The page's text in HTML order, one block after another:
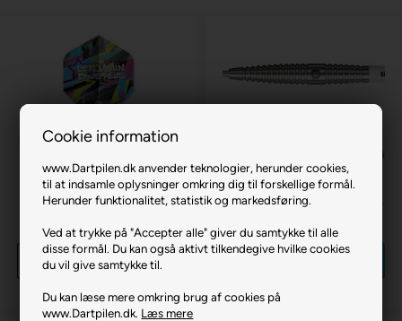
Cookie information
www.Dartpilen.dk anvender teknologier, herunder cookies,
til at indsamle oplysninger omkring dig til forskellige formål.
Herunder funktionalitet, statistik og markedsføring.
Ved at trykke på "Accepter alle" giver du samtykke til alle
disse formål. Du kan også aktivt tilkendegive hvilke cookies
du vil give samtykke til.
Du kan læse mere omkring brug af cookies på
www.Dartpilen.dk. Læs mere
Unicorn Ultrafly .100
12,00 DKK
Køb
Benjamin Drue Reus 80% 24
649,00 DKK